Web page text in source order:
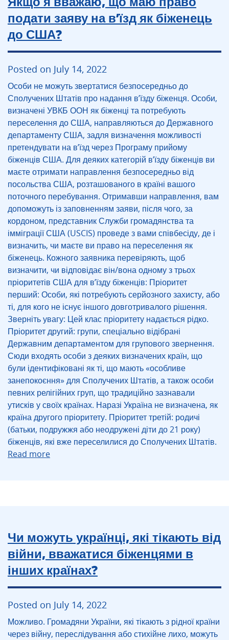
подати заяву на в’їзд як біженець
до США?
Posted on July 14, 2022
Особи не можуть звертатися безпосередньо до
Сполучених Штатів про надання в’їзду біженця. Особи,
визначені УВКБ ООН як біженці та потребують
переселення до США, направляються до Державного
департаменту США, задля визначення можливості
претендувати на в’їзд через Програму прийому
біженців США. Для деяких категорій в’їзду біженців ви
маєте отримати направлення безпосередньо від
посольства США, розташованого в країні вашого
поточного перебування. Отримавши направлення, вам
допоможуть із заповненням заяви, після чого, за
кордоном, представник Служби громадянства та
імміграції США (USCIS) проведе з вами співбесіду, де і
визначить, чи маєте ви право на переселення як
біженець. Кожного заявника перевіряють, щоб
визначити, чи відповідає він/вона одному з трьох
пріоритетів США для в’їзду біженців: Пріоритет
перший: Особи, які потребують серйозного захисту, або
ті, для кого не існує іншого довготривалого рішення.
Зверніть увагу: Цей клас пріоритету надається рідко.
Пріоритет другий: групи, спеціально відібрані
Державним департаментом для групового звернення.
Сюди входять особи з деяких визначених країн, що
були ідентифіковані як ті, що мають «особливе
занепокоєння» для Сполучених Штатів, а також особи
певних релігійних груп, що традиційно зазнавали
утисків у своїх країнах. Наразі Україна не визначена, як
країна другого пріоритету. Пріоритет третій: родичі
(батьки, подружжя або неодружені діти до 21 року)
біженців, які вже переселилися до Сполучених Штатів.
Read more
Чи можуть українці, які тікають від
війни, вважатися біженцями в
інших країнах?
Posted on July 14, 2022
Можливо. Громадяни України, які тікають з рідної країни
через війну, переслідування або стихійне лихо, можуть